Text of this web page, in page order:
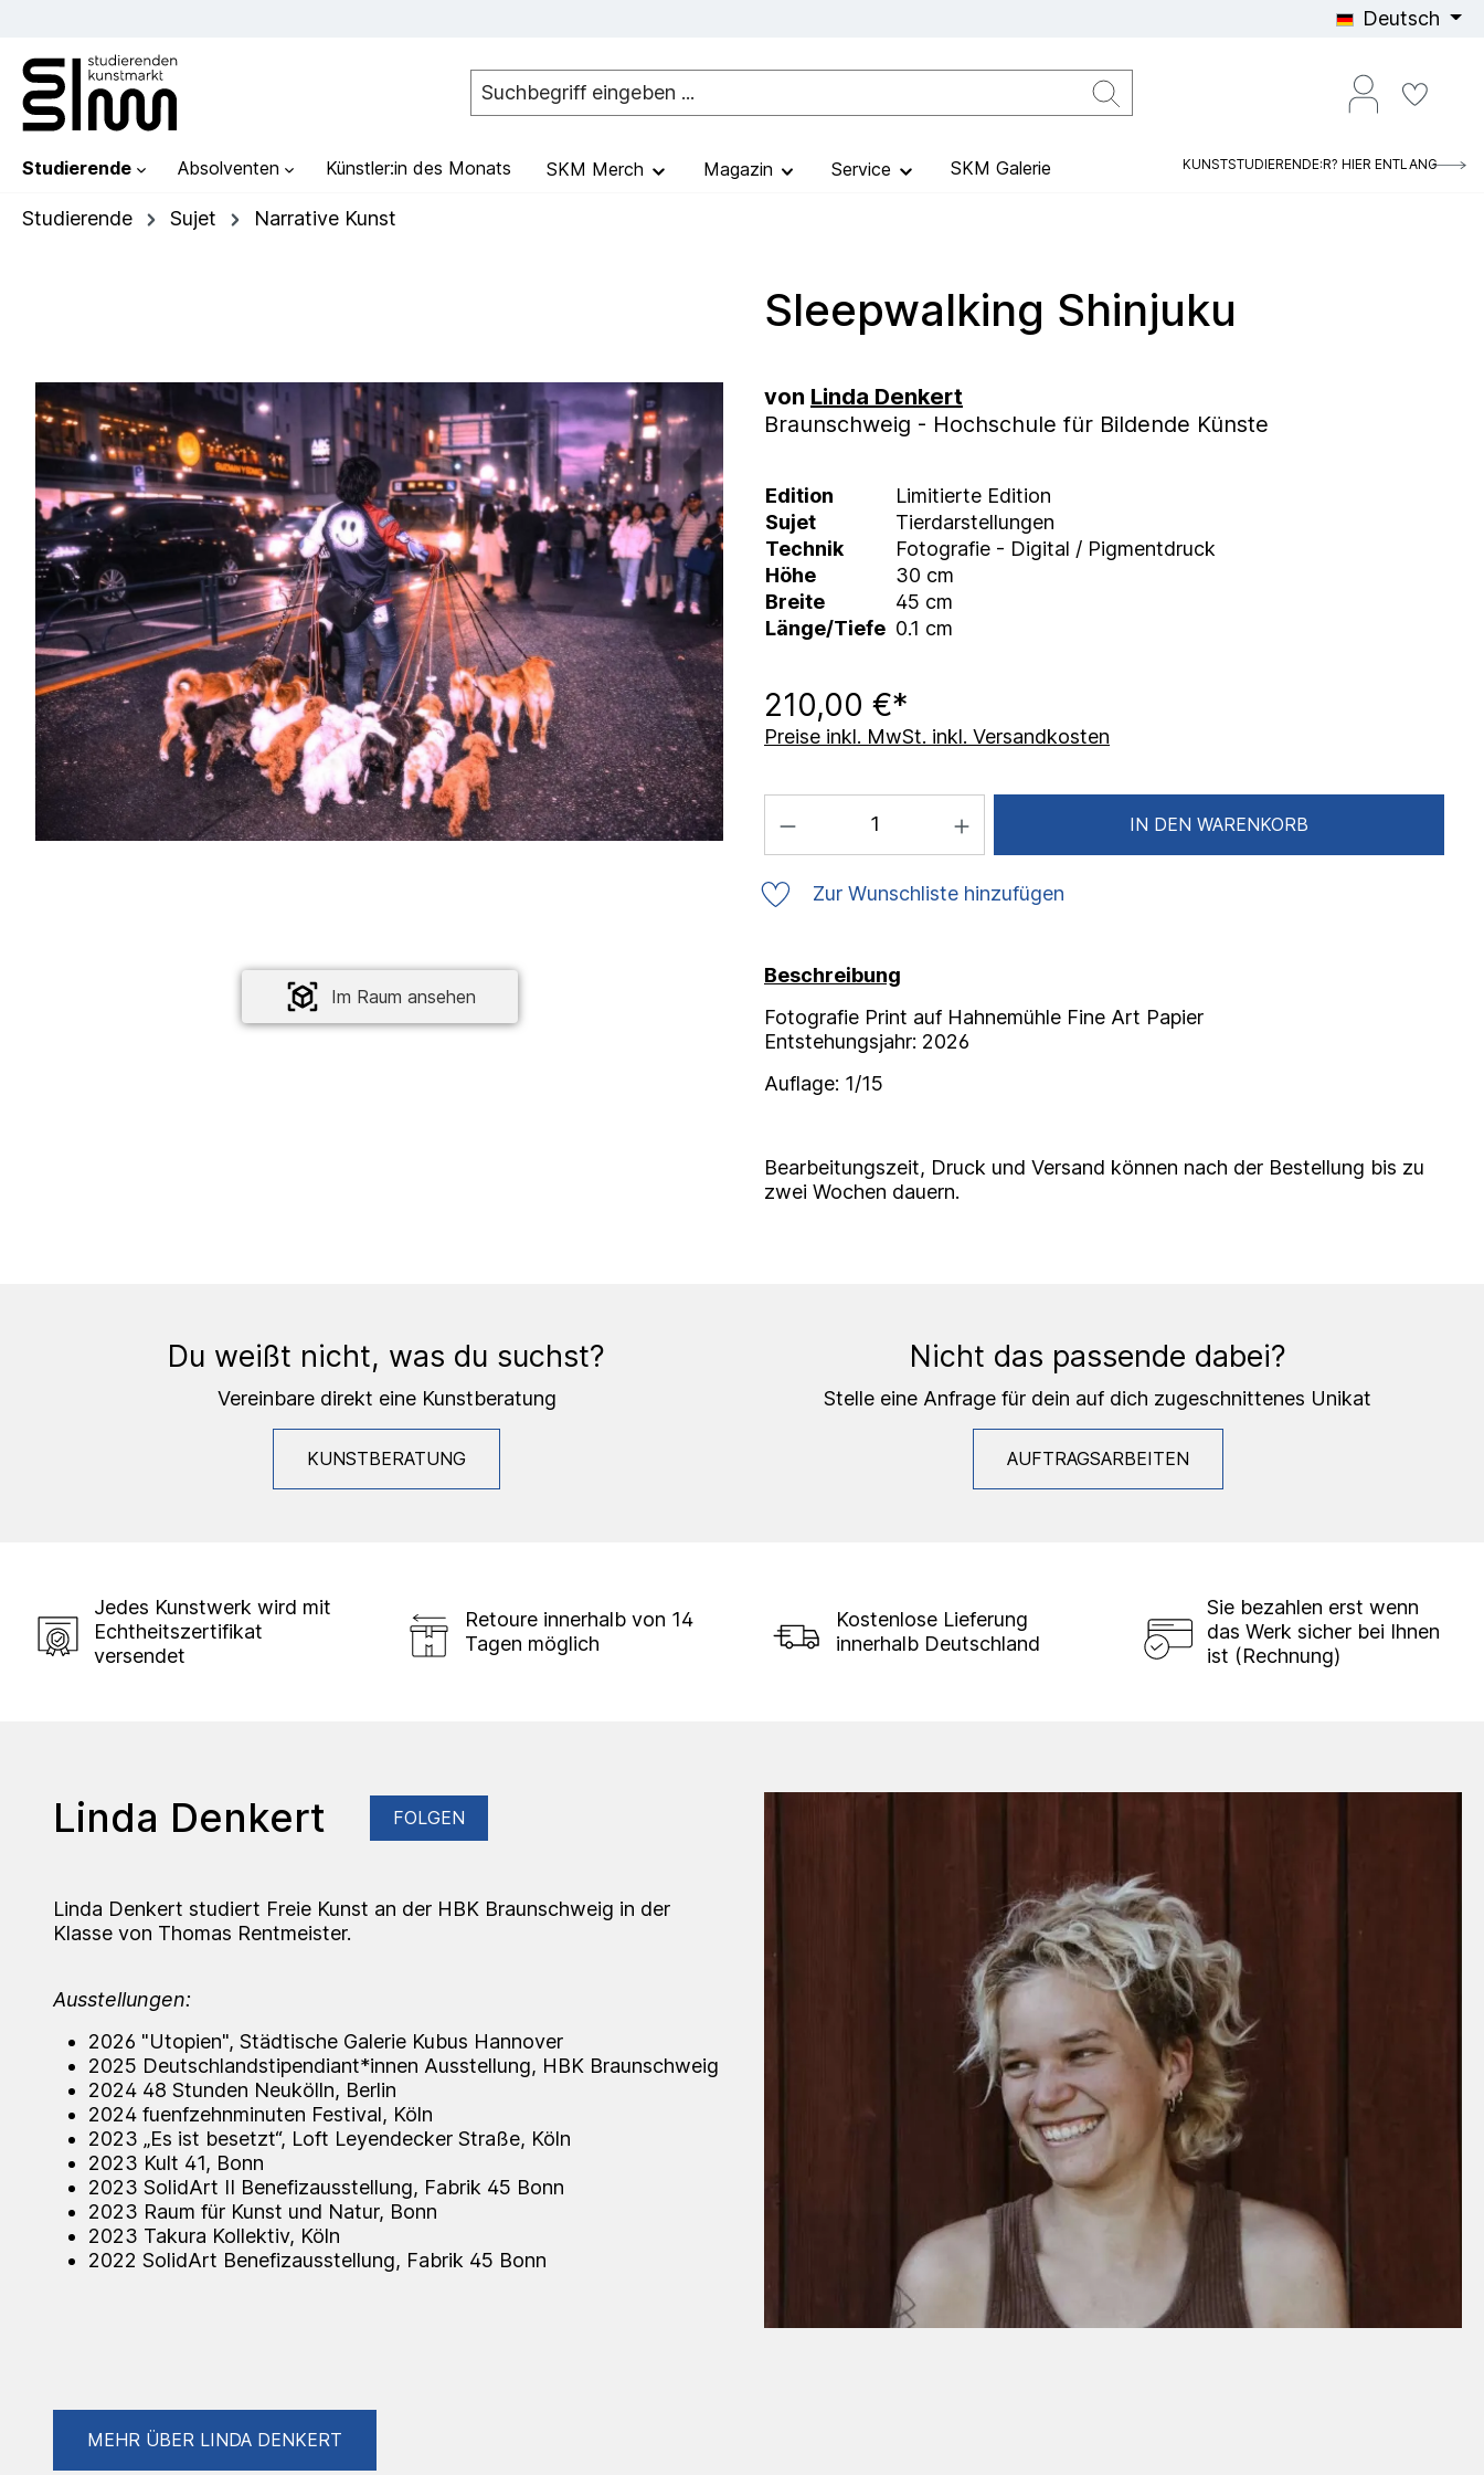
Deutsch
Studierende Absolventen Künstler:in des Monats SKM Merch Magazin Service SKM Galerie KUNSTSTUDIERENDE:R? HIER ENTLANG
Studierende Sujet Narrative Kunst
Im Raum ansehen
Sleepwalking Shinjuku
von Linda Denkert
Braunschweig - Hochschule für Bildende Künste
Edition
Limitierte Edition
Sujet
Tierdarstellungen
Technik
Fotografie - Digital / Pigmentdruck
Höhe
30 cm
Breite
45 cm
Länge/Tiefe 0.1 cm
210,00 €*
Preise inkl. MwSt. inkl. Versandkosten
IN DEN WARENKORB
Zur Wunschliste hinzufügen
Beschreibung
Fotografie Print auf Hahnemühle Fine Art Papier
Entstehungsjahr: 2026
Auflage: 1/15
Bearbeitungszeit, Druck und Versand können nach der Bestellung bis zu
zwei Wochen dauern.
Du weißt nicht, was du suchst?
Vereinbare direkt eine Kunstberatung
KUNSTBERATUNG
Nicht das passende dabei?
Stelle eine Anfrage für dein auf dich zugeschnittenes Unikat
AUFTRAGSARBEITEN
Jedes Kunstwerk wird mit
Echtheitszertifikat
versendet
Retoure innerhalb von 14
Tagen möglich
Kostenlose Lieferung
innerhalb Deutschland
Sie bezahlen erst wenn
das Werk sicher bei Ihnen
ist (Rechnung)
Linda Denkert FOLGEN
Linda Denkert studiert Freie Kunst an der HBK Braunschweig in der
Klasse von Thomas Rentmeister.
Ausstellungen:
2026 "Utopien", Städtische Galerie Kubus Hannover
2025 Deutschlandstipendiant*innen Ausstellung, HBK Braunschweig
2024 48 Stunden Neukölln, Berlin
2024 fuenfzehnminuten Festival, Köln
2023 „Es ist besetzt“, Loft Leyendecker Straße, Köln
2023 Kult 41, Bonn
2023 SolidArt II Benefizausstellung, Fabrik 45 Bonn
2023 Raum für Kunst und Natur, Bonn
2023 Takura Kollektiv, Köln
2022 SolidArt Benefizausstellung, Fabrik 45 Bonn
MEHR ÜBER LINDA DENKERT